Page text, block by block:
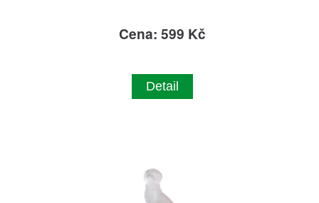
Cena: 599 Kč
Detail